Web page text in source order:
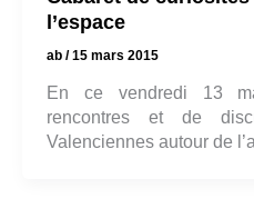
l’espace
ab /15 mars 2015
En ce vendredi 13
rencontres et de
Valenciennes autour de